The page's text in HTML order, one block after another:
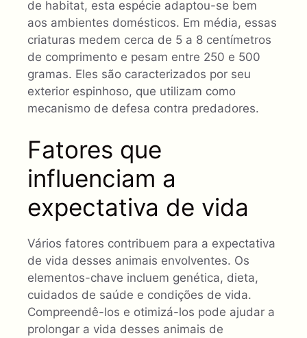
de habitat, esta espécie adaptou-se bem
aos ambientes domésticos. Em média, essas
criaturas medem cerca de 5 a 8 centímetros
de comprimento e pesam entre 250 e 500
gramas. Eles são caracterizados por seu
exterior espinhoso, que utilizam como
mecanismo de defesa contra predadores.
Fatores que
influenciam a
expectativa de vida
Vários fatores contribuem para a expectativa
de vida desses animais envolventes. Os
elementos-chave incluem genética, dieta,
cuidados de saúde e condições de vida.
Compreendê-los e otimizá-los pode ajudar a
prolongar a vida desses animais de